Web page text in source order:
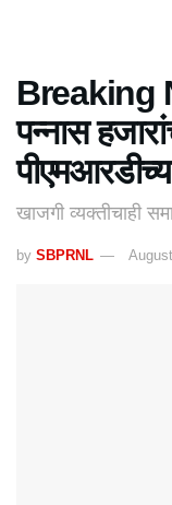
Breaking
पन्नास
खाजगी व्यक्तीचाही
by SBPRNL